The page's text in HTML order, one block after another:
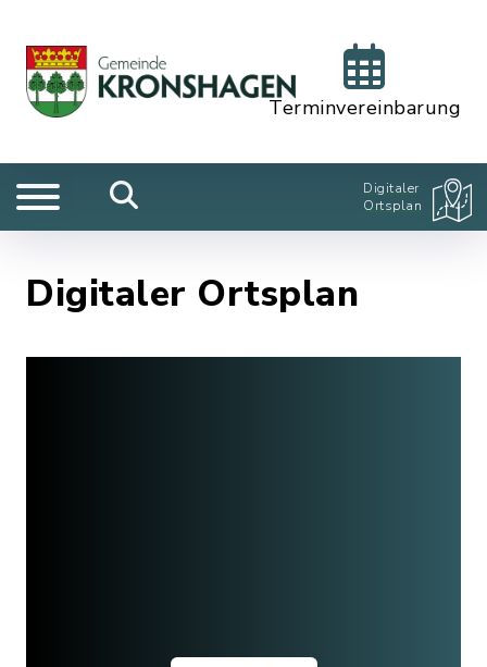
Terminvereinbarung
Digitaler
Ortsplan
Digitaler Ortsplan